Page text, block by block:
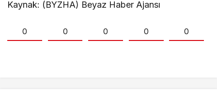
Kaynak: (BYZHA) Beyaz Haber Ajansı
0 0 0 0 0